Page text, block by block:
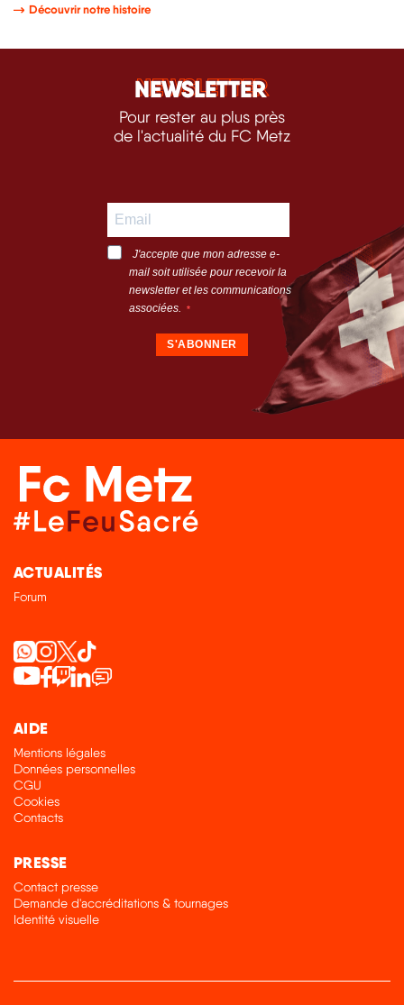
Découvrir notre histoire
NEWSLETTER
NEWSLETTER
Pour rester au plus près
de l'actualité du FC Metz
J'accepte que mon adresse e-
mail soit utilisée pour recevoir la
newsletter et les communications
associées.
S'ABONNER
ACTUALITÉS
Forum
AIDE
Mentions légales
Données personnelles
CGU
Cookies
Contacts
PRESSE
Contact presse
Demande d'accréditations & tournages
Identité visuelle